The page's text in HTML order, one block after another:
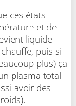
ces états
et de
liquide
puis si
plus) ça
plasma total
avoir des